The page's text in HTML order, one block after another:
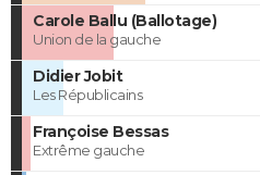
Carole Ballu (Ballotage)
Union de la gauche
Didier Jobit
Les Républicains
Françoise Bessas
Extrême gauche